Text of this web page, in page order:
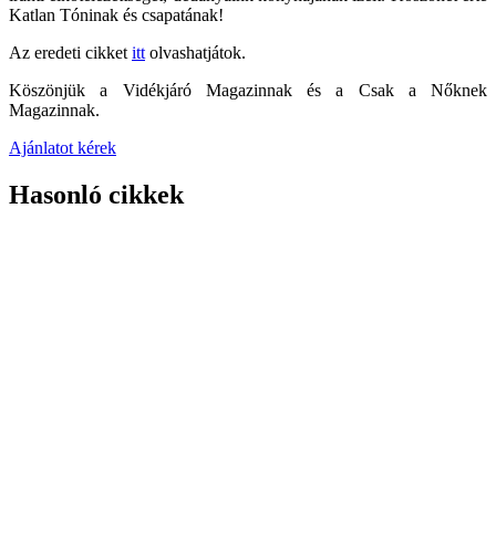
Katlan Tóninak és csapatának!
Az eredeti cikket itt olvashatjátok.
Köszönjük a Vidékjáró Magazinnak és a Csak a Nőknek
Magazinnak.
Ajánlatot kérek
Hasonló cikkek